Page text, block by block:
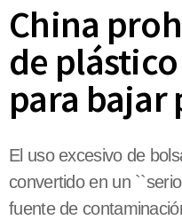
China
de
para bajar
El uso excesivo de
convertido en un
fuente de